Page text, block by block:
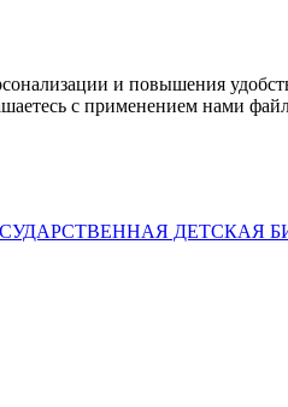
и повышения
с применением нами
ДЕТСКАЯ